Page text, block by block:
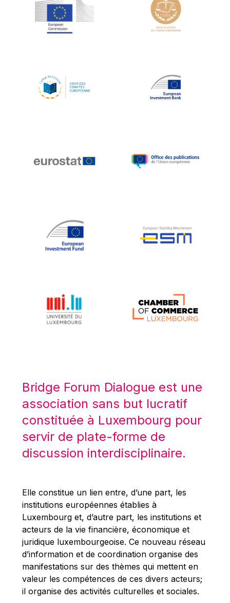
Jean-Louis Schiltz
Jean-Victor Louis
Johnny Åkerholm
Katharien L.C. Hunt
Klaus-Heiner Lehne
Koen LENAERTS
Lars Heikensten
Lucas Papademos
Máire Geoghegan-Quinn
Mario Centeno
Mario Monti
Maroš ŠEFČOVIČ
Martin Bailey
Martine Reicherts
Michael Sohlman
Michel Goedert
Mireille Delmas-Marty
Nobuo Tanaka
Otmar Issing
Paolo Mengozzi
Paschal Donohoe
Bridge Forum Dialogue est une
association sans but lucratif
constituée à Luxembourg pour
servir de plate-forme de
discussion interdisciplinaire.
Elle constitue un lien entre, d’une part, les
institutions européennes établies à
Luxembourg et, d’autre part, les institutions et
acteurs de la vie financière, économique et
juridique luxembourgeoise. Ce nouveau réseau
d’information et de coordination organise des
manifestations sur des thèmes qui mettent en
valeur les compétences de ces divers acteurs;
il organise des activités culturelles et sociales.